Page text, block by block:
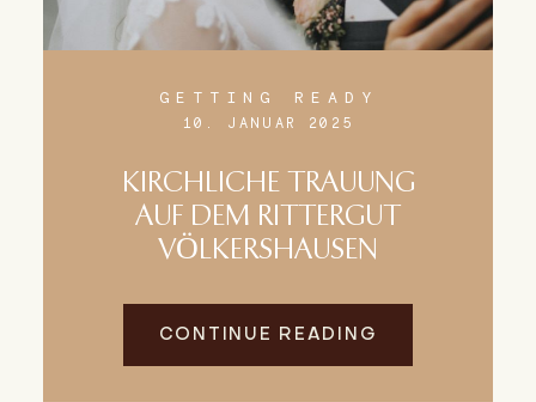
GETTING READY
10. JANUAR 2025
KIRCHLICHE TRAUUNG
AUF DEM RITTERGUT
VÖLKERSHAUSEN
CONTINUE READING